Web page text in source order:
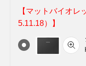
【マットバイオレ
5.11.18）】